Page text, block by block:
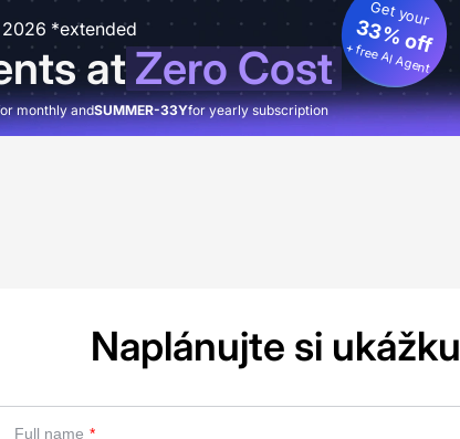
2026 *extended
atZero Cost
Get your
33% off
+ free AI Agent
monthly andSUMMER-33Yfor yearly subscription
Naplánujte si ukážku